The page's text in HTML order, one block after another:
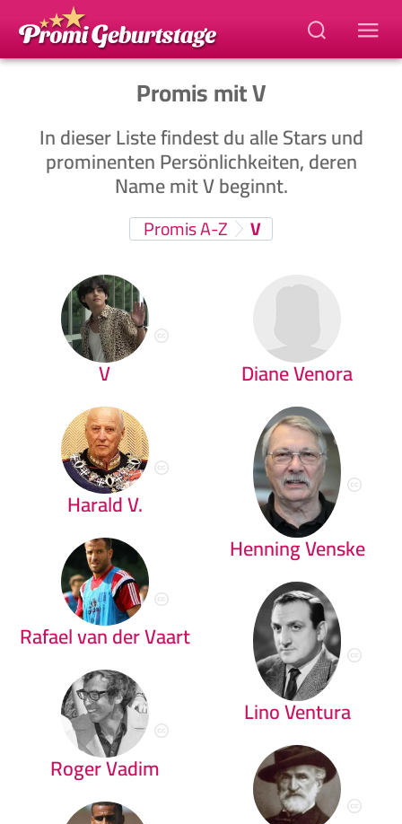
Promis mit V
In dieser Liste findest du alle Stars und
prominenten Persönlichkeiten, deren
Name mit V beginnt.
Promis A-Z V
V
Harald V.
Rafael van der Vaart
Roger Vadim
Diane Venora
Henning Venske
Lino Ventura